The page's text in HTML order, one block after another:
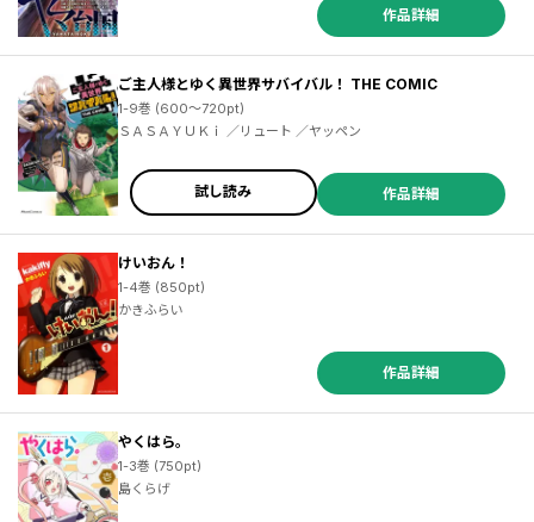
作品詳細
ご主人様とゆく異世界サバイバル！ THE COMIC
1-9巻 (600～720pt)
ＳＡＳＡＹＵＫｉ ／リュート ／ヤッペン
試し読み 作品詳細
けいおん！
1-4巻 (850pt)
かきふらい
作品詳細
やくはら。
1-3巻 (750pt)
島くらげ